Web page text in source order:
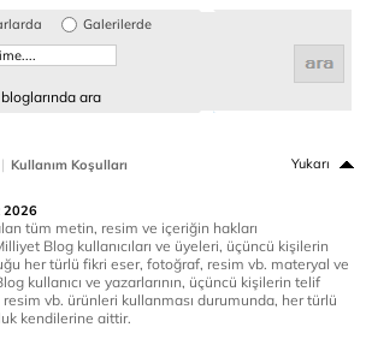
Galerilerde
ara
| Kullanım Koşulları Yukarı
2026
tüm metin, resim ve içeriğin hakları
Blog kullanıcıları ve üyeleri, üçüncü kişilerin
her türlü fikri eser, fotoğraf, resim vb. materyal ve
kullanıcı ve yazarlarının, üçüncü kişilerin telif
resim vb. ürünleri kullanması durumunda, her türlü
kendilerine aittir.